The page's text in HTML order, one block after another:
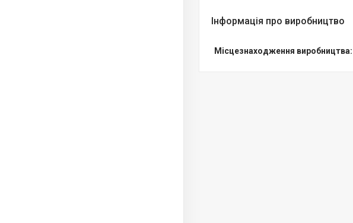
Інформація про виробництво
Місцезнаходження виробництва: